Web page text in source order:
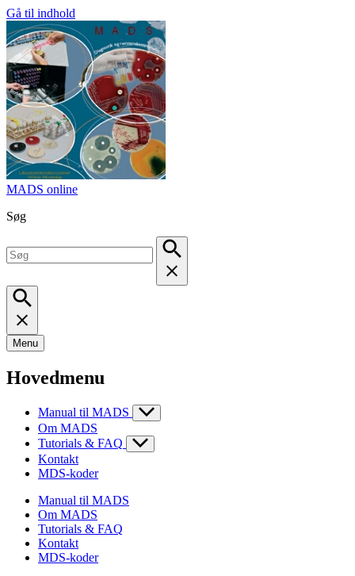
Gå til indhold
MADS online
Søg
Menu
Hovedmenu
Manual til MADS
Om MADS
Tutorials & FAQ
Kontakt
MDS-koder
Manual til MADS
Om MADS
Tutorials & FAQ
Kontakt
MDS-koder